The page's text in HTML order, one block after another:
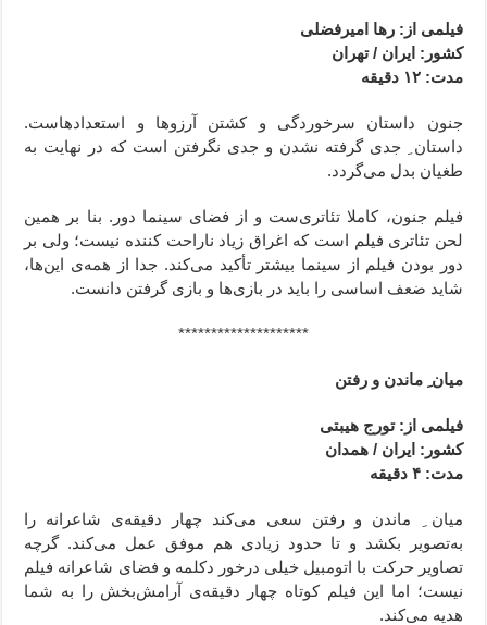
فیلمی از: رها امیرفضلی
کشور: ایران / تهران
مدت: ۱۲ دقیقه
جنون داستان سرخوردگی و کشتن آرزوها و استعدادهاست.
داستان ِ جدی گرفته نشدن و جدی نگرفتن است که در نهایت به
طغیان بدل می‌گردد.
فیلم جنون، کاملا تئاتری‌ست و از فضای سینما دور. بنا بر همین
لحن تئاتری فیلم است که اغراق زیاد ناراحت کننده نیست؛ ولی بر
دور بودن فیلم از سینما بیشتر تأکید می‌کند. جدا از همه‌ی این‌ها،
شاید ضعف اساسی را باید در بازی‌ها و بازی گرفتن دانست.
********************
میان ِ ماندن و رفتن
فیلمی از: تورج هیبتی
کشور: ایران / همدان
مدت: ۴ دقیقه
میان ِ ماندن و رفتن سعی می‌کند چهار دقیقه‌‌ی شاعرانه را
به‌تصویر بکشد و تا حدود زیادی هم موفق عمل می‌کند. گرچه
تصاویر حرکت با اتومبیل خیلی درخور دکلمه و فضای شاعرانه فیلم
نیست؛ اما این فیلم کوتاه چهار دقیقه‌ی آرامش‌بخش را به شما
هدیه می‌کند.